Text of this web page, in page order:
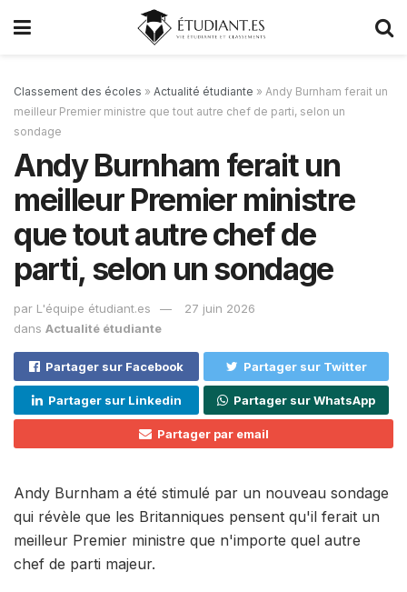
Classement des écoles » Actualité étudiante » Andy Burnham ferait un
meilleur Premier ministre que tout autre chef de parti, selon un
sondage
Andy Burnham ferait un
meilleur Premier ministre
que tout autre chef de
parti, selon un sondage
par L'équipe étudiant.es
27 juin 2026
dans Actualité étudiante
Partager sur Facebook Partager sur Twitter
Partager sur Linkedin Partager sur WhatsApp
Partager par email
Andy Burnham a été stimulé par un nouveau sondage
qui révèle que les Britanniques pensent qu'il ferait un
meilleur Premier ministre que n'importe quel autre
chef de parti majeur.